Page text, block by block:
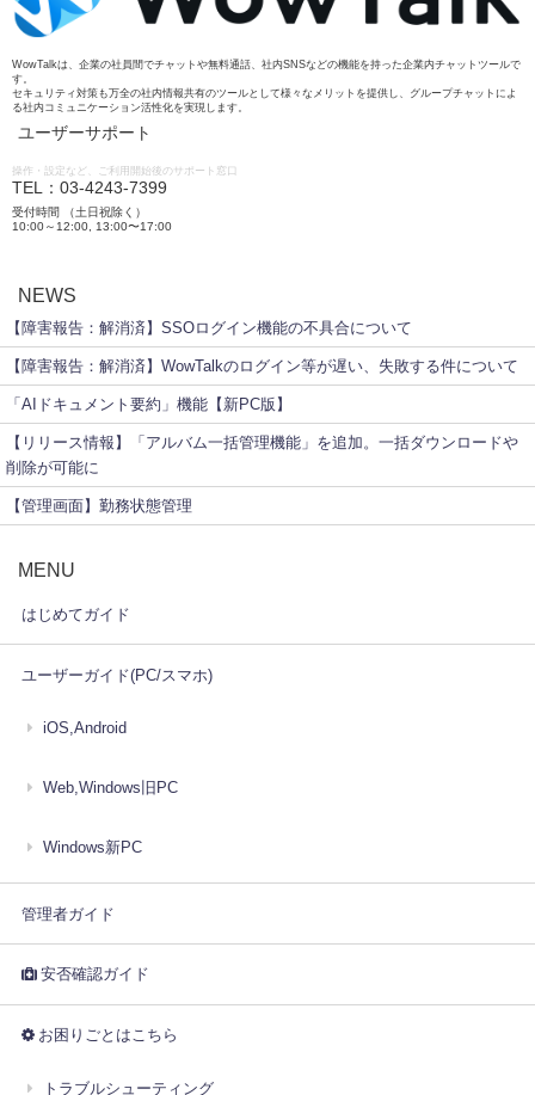
WowTalkは、企業の社員間でチャットや無料通話、社内SNSなどの機能を持った企業内チャットツールで
す。
セキュリティ対策も万全の社内情報共有のツールとして様々なメリットを提供し、グループチャットによ
る社内コミュニケーション活性化を実現します。
ユーザーサポート
操作・設定など、ご利用開始後のサポート窓口
TEL：03-4243-7399
受付時間 （土日祝除く）
10:00～12:00, 13:00〜17:00
NEWS
【障害報告：解消済】SSOログイン機能の不具合について
【障害報告：解消済】WowTalkのログイン等が遅い、失敗する件について
「AIドキュメント要約」機能【新PC版】
【リリース情報】「アルバム一括管理機能」を追加。一括ダウンロードや
削除が可能に
【管理画面】勤務状態管理
MENU
はじめてガイド
ユーザーガイド(PC/スマホ)
iOS,Android
Web,Windows旧PC
Windows新PC
管理者ガイド
安否確認ガイド
お困りごとはこちら
トラブルシューティング